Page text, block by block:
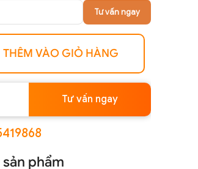
Tư vấn ngay
THÊM VÀO GIỎ HÀNG
Tư vấn ngay
phẩm